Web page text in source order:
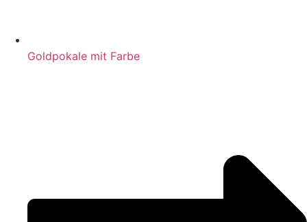
Goldpokale mit Farbe